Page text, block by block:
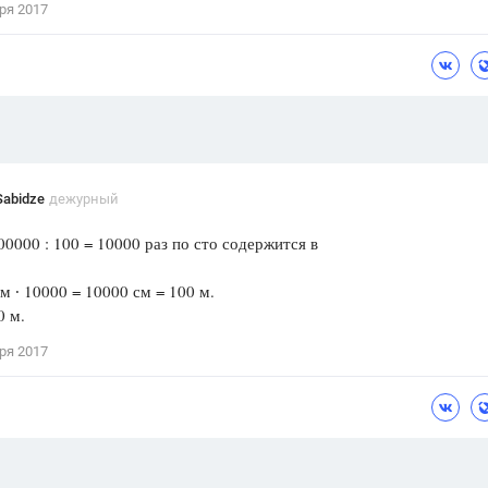
2017
дежурный
: 100 = 10000 раз по сто содержится в
= 10000 см = 100 м.
м.
2017